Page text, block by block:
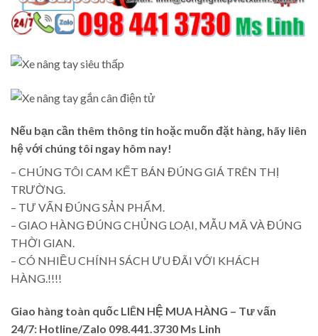
Nếu bạn cần thêm thông tin hoặc muốn đặt hàng, hãy liên
hệ với chúng tôi ngay hôm nay!
– CHÚNG TÔI CAM KẾT BÁN ĐÚNG GIÁ TRÊN THỊ
TRƯỜNG.
– TƯ VẤN ĐÚNG SẢN PHẨM.
– GIAO HÀNG ĐÚNG CHỦNG LOẠI, MẪU MÃ VÀ ĐÚNG
THỜI GIAN.
– CÓ NHIỀU CHÍNH SÁCH ƯU ĐÃI VỚI KHÁCH
HÀNG.!!!!
Giao hàng toàn quốc LIÊN HỆ MUA HÀNG – Tư vấn
24/7: Hotline/Zalo 098.441.3730 Ms Linh